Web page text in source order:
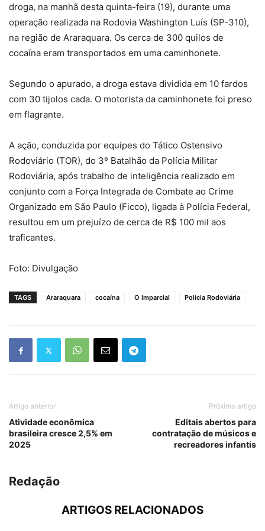
droga, na manhã desta quinta-feira (19), durante uma
operação realizada na Rodovia Washington Luís (SP-310),
na região de Araraquara. Os cerca de 300 quilos de
cocaína eram transportados em uma caminhonete.
Segundo o apurado, a droga estava dividida em 10 fardos
com 30 tijolos cada. O motorista da caminhonete foi preso
em flagrante.
A ação, conduzida por equipes do Tático Ostensivo
Rodoviário (TOR), do 3º Batalhão da Polícia Militar
Rodoviária, após trabalho de inteligência realizado em
conjunto com a Força Integrada de Combate ao Crime
Organizado em São Paulo (Ficco), ligada à Polícia Federal,
resultou em um prejuízo de cerca de R$ 100 mil aos
traficantes.
Foto: Divulgação
TAGS Araraquara cocaína O Imparcial Polícia Rodoviária
Artigo anterior
Atividade econômica
brasileira cresce 2,5% em
2025
Próximo artigo
Editais abertos para
contratação de músicos e
recreadores infantis
Redação
ARTIGOS RELACIONADOS